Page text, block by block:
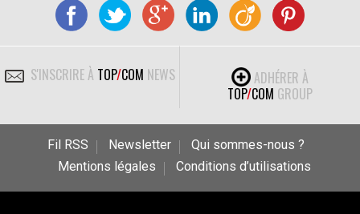
S'INSCRIRE À TOP/COM NEWS
ADHÉRER À
TOP/COM GROUP
Fil RSS Newsletter
Qui sommes-nous ?
Mentions légales
Conditions d’utilisations